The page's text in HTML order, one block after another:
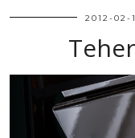
2012-02-